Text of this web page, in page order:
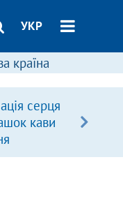
УКР
країна
серця
кави